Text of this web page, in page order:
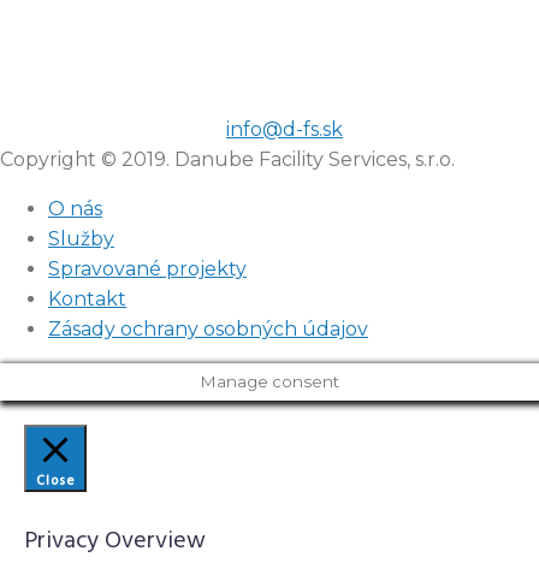
info@d-fs.sk
Copyright © 2019. Danube Facility Services, s.r.o.
O nás
Služby
Spravované projekty
Kontakt
Zásady ochrany osobných údajov
Manage consent
Close
Privacy Overview